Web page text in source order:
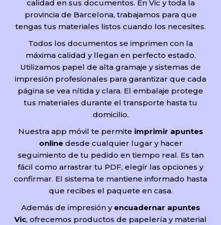
calidad en sus documentos. En Vic y toda la
provincia de Barcelona, trabajamos para que
tengas tus materiales listos cuando los necesites.
Todos los documentos se imprimen con la
máxima calidad y llegan en perfecto estado.
Utilizamos papel de alta gramaje y sistemas de
impresión profesionales para garantizar que cada
página se vea nítida y clara. El embalaje protege
tus materiales durante el transporte hasta tu
domicilio.
Nuestra app móvil te permite imprimir apuntes
onlinedesde cualquier lugar y hacer
seguimiento de tu pedido en tiempo real. Es tan
fácil como arrastrar tu PDF, elegir las opciones y
confirmar. El sistema te mantiene informado hasta
que recibes el paquete en casa.
Además de impresión y encuadernar apuntes
Vic, ofrecemos productos de papelería y material